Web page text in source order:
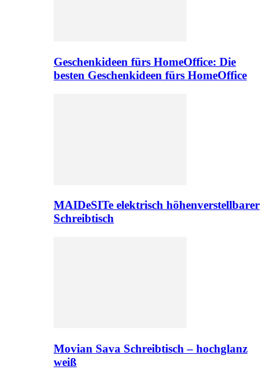
Geschenkideen fürs HomeOffice: Die
besten Geschenkideen fürs HomeOffice
MAIDeSITe elektrisch höhenverstellbarer
Schreibtisch
Movian Sava Schreibtisch – hochglanz
weiß